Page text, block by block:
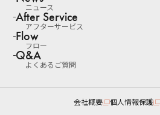
ニュース
After Service
アフターサービス
Flow
フロー
Q&A
よくあるご質問
会社概要 個人情報保護